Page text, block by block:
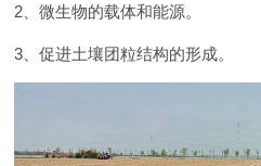
2、微生物的载体和能源。
3、促进土壤团粒结构的形成。